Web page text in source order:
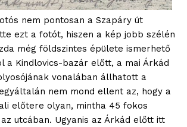
nem pontosan a Szapáry út
ezt a fotót, hiszen a kép jobb szélén
még földszintes épülete ismerhető
a Kindlovics-bazár előtt, a mai Árkád
vonalában állhatott a
nem mond ellent az, hogy a
előtere olyan, mintha 45 fokos
utcában. Ugyanis az Árkád előtt itt